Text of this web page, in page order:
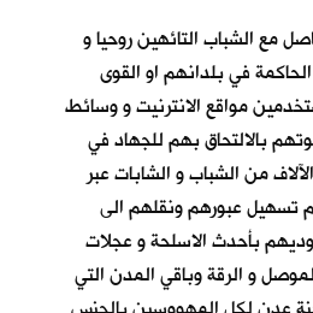
مع الشباب التائهين روحيا و
في بلدانهم او القوى
مواقع الانترنيت و وسائط
بالالتحاق بهم للجهاد في
من الشباب و الشابات عبر
تسهيل عبورهم ونقلهم الى
بأحدث الاسلحة و عجلات
و الرقة وباقي المدن التي